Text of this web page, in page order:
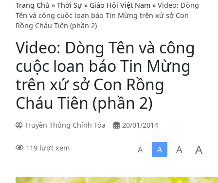
Trang Chủ » Thời Sự » Giáo Hội Việt Nam » Video: Dòng
Tên và công cuộc loan báo Tin Mừng trên xứ sở Con
Rồng Cháu Tiên (phần 2)
Video: Dòng Tên và công
cuộc loan báo Tin Mừng
trên xứ sở Con Rồng
Cháu Tiên (phần 2)
Truyền Thông Chính Tòa 20/01/2014
119 lượt xem A A A A